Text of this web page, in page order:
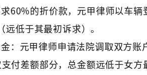
60%的折价款，元甲律师以车
低于其最初诉求）。
：元甲律师申请法院调取双方
付差额部分，总金额远低于女方